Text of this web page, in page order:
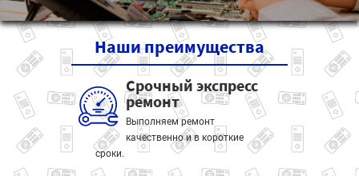
Нашипреимущества
Срочный экспресс
ремонт
Выполняем ремонт
качественно и в короткие
сроки.